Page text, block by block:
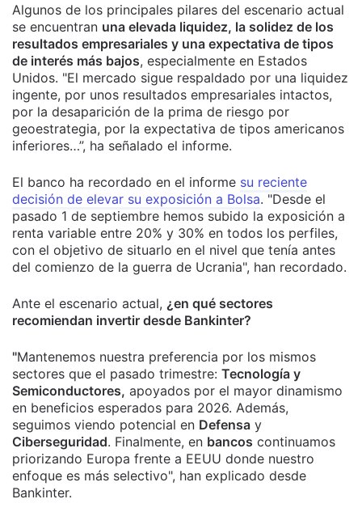
Algunos de los principales pilares del escenario actual
se encuentran una elevada liquidez, la solidez de los
resultados empresariales y una expectativa de tipos
de interés más bajos, especialmente en Estados
Unidos. "El mercado sigue respaldado por una liquidez
ingente, por unos resultados empresariales intactos,
por la desaparición de la prima de riesgo por
geoestrategia, por la expectativa de tipos americanos
inferiores…”, ha señalado el informe.
El banco ha recordado en el informe su reciente
decisión de elevar su exposición a Bolsa. "Desde el
pasado 1 de septiembre hemos subido la exposición a
renta variable entre 20% y 30% en todos los perfiles,
con el objetivo de situarlo en el nivel que tenía antes
del comienzo de la guerra de Ucrania", han recordado.
Ante el escenario actual, ¿en qué sectores
recomiendan invertir desde Bankinter?
"Mantenemos nuestra preferencia por los mismos
sectores que el pasado trimestre: Tecnología y
Semiconductores, apoyados por el mayor dinamismo
en beneficios esperados para 2026. Además,
seguimos viendo potencial en Defensa y
Ciberseguridad. Finalmente, en bancos continuamos
priorizando Europa frente a EEUU donde nuestro
enfoque es más selectivo", han explicado desde
Bankinter.